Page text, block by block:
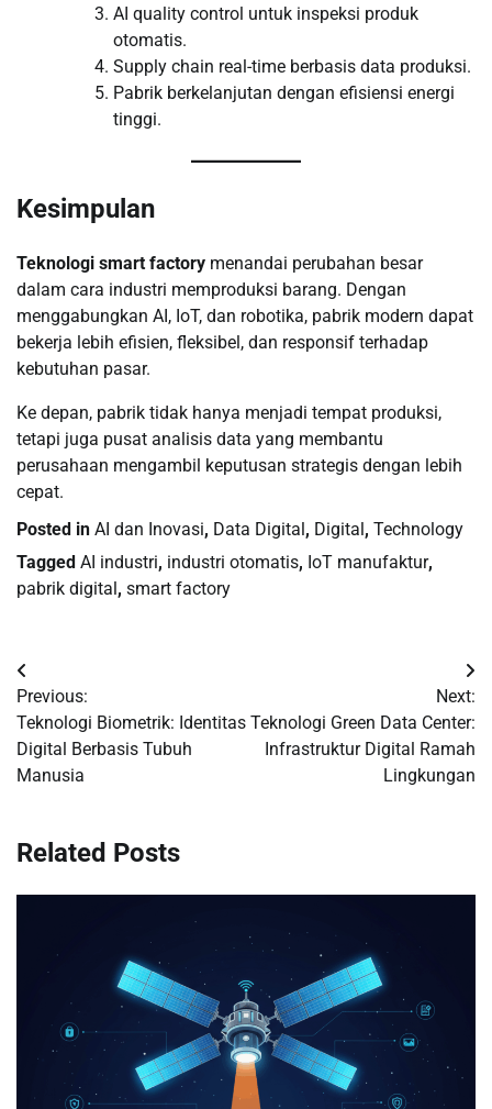
AI quality control untuk inspeksi produk
otomatis.
Supply chain real-time berbasis data produksi.
Pabrik berkelanjutan dengan efisiensi energi
tinggi.
Kesimpulan
Teknologi smart factory menandai perubahan besar
dalam cara industri memproduksi barang. Dengan
menggabungkan AI, IoT, dan robotika, pabrik modern dapat
bekerja lebih efisien, fleksibel, dan responsif terhadap
kebutuhan pasar.
Ke depan, pabrik tidak hanya menjadi tempat produksi,
tetapi juga pusat analisis data yang membantu
perusahaan mengambil keputusan strategis dengan lebih
cepat.
Posted in AI dan Inovasi, Data Digital, Digital, Technology
Tagged AI industri, industri otomatis, IoT manufaktur,
pabrik digital, smart factory
Post
navigation
Previous:
Teknologi Biometrik: Identitas
Digital Berbasis Tubuh
Manusia
Next:
Teknologi Green Data Center:
Infrastruktur Digital Ramah
Lingkungan
Related Posts